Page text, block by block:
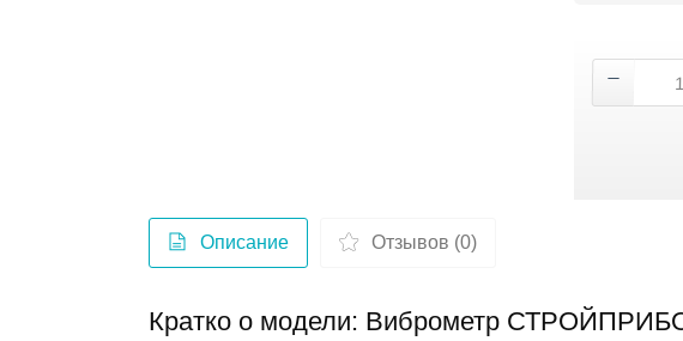
Описание Отзывов (0)
Кратко о модели: Виброметр